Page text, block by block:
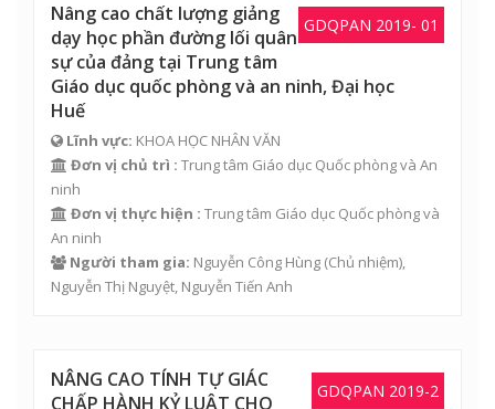
GDQPAN 2019- 01
Nâng cao chất lượng giảng
dạy học phần đường lối quân
sự của đảng tại Trung tâm
Giáo dục quốc phòng và an ninh, Đại học
Huế
Lĩnh vực: KHOA HỌC NHÂN VĂN
Đơn vị chủ trì : Trung tâm Giáo dục Quốc phòng và An
ninh
Đơn vị thực hiện : Trung tâm Giáo dục Quốc phòng và
An ninh
Người tham gia: Nguyễn Công Hùng (Chủ nhiệm),
Nguyễn Thị Nguyệt, Nguyễn Tiến Anh
GDQPAN 2019-2
NÂNG CAO TÍNH TỰ GIÁC
CHẤP HÀNH KỶ LUẬT CHO